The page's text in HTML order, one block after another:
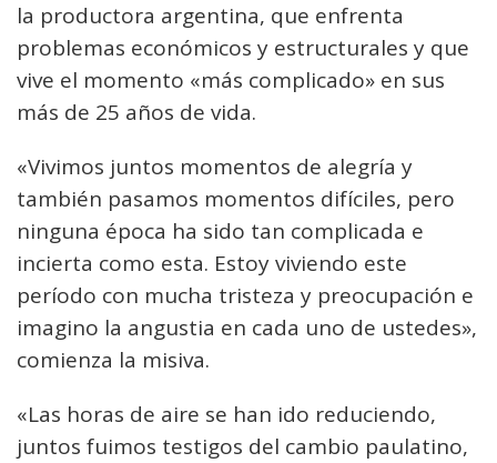
la productora argentina, que enfrenta
problemas económicos y estructurales y que
vive el momento «más complicado» en sus
más de 25 años de vida.
«Vivimos juntos momentos de alegría y
también pasamos momentos difíciles, pero
ninguna época ha sido tan complicada e
incierta como esta. Estoy viviendo este
período con mucha tristeza y preocupación e
imagino la angustia en cada uno de ustedes»,
comienza la misiva.
«Las horas de aire se han ido reduciendo,
juntos fuimos testigos del cambio paulatino,